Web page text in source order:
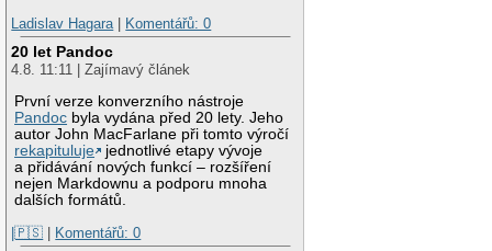
Ladislav Hagara | Komentářů: 0
20 let Pandoc
4.8. 11:11 | Zajímavý článek
První verze konverzního nástroje
Pandoc byla vydána před 20 lety. Jeho
autor John MacFarlane při tomto výročí
rekapituluje
jednotlivé etapy vývoje
a přidávání nových funkcí – rozšíření
nejen Markdownu a podporu mnoha
dalších formátů.
|🇵🇸 | Komentářů: 0